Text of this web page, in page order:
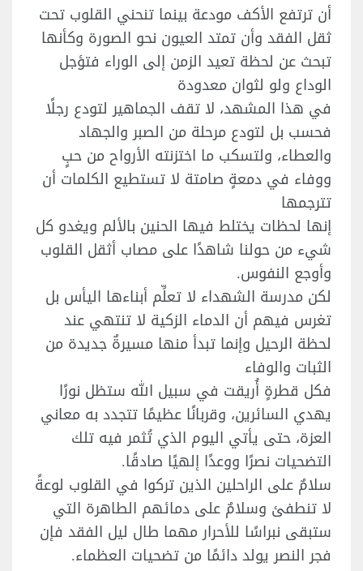
أن ترتفع الأكف مودعة بينما تنحني القلوب تحت
ثقل الفقد وأن تمتد العيون نحو الصورة وكأنها
تبحث عن لحظة تعيد الزمن إلى الوراء فتؤجل
الوداع ولو لثوان معدودة
في هذا المشهد، لا تقف الجماهير لتودع رجلًا
فحسب بل لتودع مرحلة من الصبر والجهاد
والعطاء، ولتسكب ما اختزنته الأرواح من حبٍ
ووفاء في دمعةٍ صامتة لا تستطيع الكلمات أن
تترجمها
إنها لحظات يختلط فيها الحنين بالألم ويغدو كل
شيء من حولنا شاهدًا على مصاب أثقل القلوب
وأوجع النفوس.
لكن مدرسة الشهداء لا تعلِّم أبناءها اليأس بل
تغرس فيهم أن الدماء الزكية لا تنتهي عند
لحظة الرحيل وإنما تبدأ منها مسيرةٌ جديدة من
الثبات والوفاء
فكل قطرةٍ أُريقت في سبيل الله ستظل نورًا
يهدي السائرين، وقربانًا عظيمًا تتجدد به معاني
العزة، حتى يأتي اليوم الذي تُثمر فيه تلك
التضحيات نصرًا ووعدًا إلهيًا صادقًا.
سلامٌ على الراحلين الذين تركوا في القلوب لوعةً
لا تنطفئ وسلامٌ على دمائهم الطاهرة التي
ستبقى نبراسًا للأحرار مهما طال ليل الفقد فإن
فجر النصر يولد دائمًا من تضحيات العظماء.